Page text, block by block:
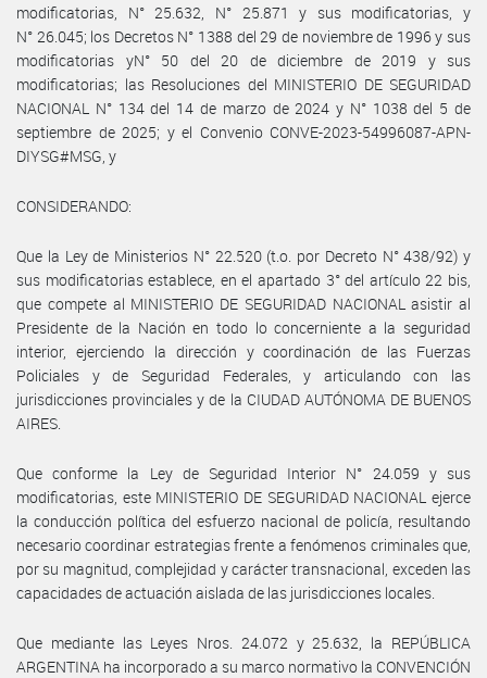
modificatorias, N° 25.632, N° 25.871 y sus modificatorias, y
N° 26.045; los Decretos N° 1388 del 29 de noviembre de 1996 y sus
modificatorias yN° 50 del 20 de diciembre de 2019 y sus
modificatorias; las Resoluciones del MINISTERIO DE SEGURIDAD
NACIONAL N° 134 del 14 de marzo de 2024 y N° 1038 del 5 de
septiembre de 2025; y el Convenio CONVE-2023-54996087-APN-
DIYSG#MSG, y
CONSIDERANDO:
Que la Ley de Ministerios N° 22.520 (t.o. por Decreto N° 438/92) y
sus modificatorias establece, en el apartado 3° del artículo 22 bis,
que compete al MINISTERIO DE SEGURIDAD NACIONAL asistir al
Presidente de la Nación en todo lo concerniente a la seguridad
interior, ejerciendo la dirección y coordinación de las Fuerzas
Policiales y de Seguridad Federales, y articulando con las
jurisdicciones provinciales y de la CIUDAD AUTÓNOMA DE BUENOS
AIRES.
Que conforme la Ley de Seguridad Interior N° 24.059 y sus
modificatorias, este MINISTERIO DE SEGURIDAD NACIONAL ejerce
la conducción política del esfuerzo nacional de policía, resultando
necesario coordinar estrategias frente a fenómenos criminales que,
por su magnitud, complejidad y carácter transnacional, exceden las
capacidades de actuación aislada de las jurisdicciones locales.
Que mediante las Leyes Nros. 24.072 y 25.632, la REPÚBLICA
ARGENTINA ha incorporado a su marco normativo la CONVENCIÓN